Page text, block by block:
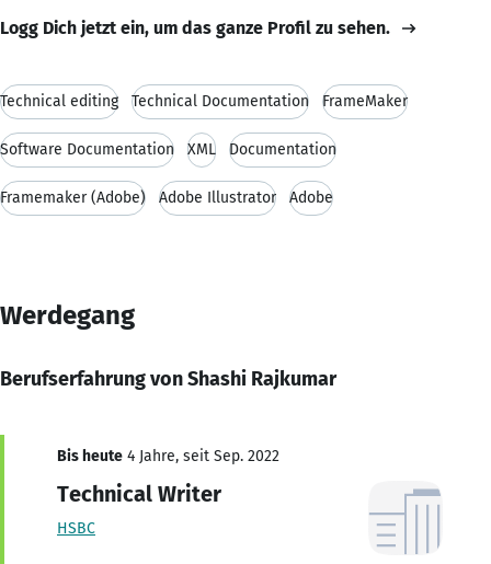
Logg Dich jetzt ein, um das ganze Profil zu sehen.
Technical editing Technical Documentation FrameMaker
Software Documentation XML Documentation
Framemaker (Adobe) Adobe Illustrator Adobe
Werdegang
Berufserfahrung von Shashi Rajkumar
Bis heute 4 Jahre, seit Sep. 2022
Technical Writer
HSBC